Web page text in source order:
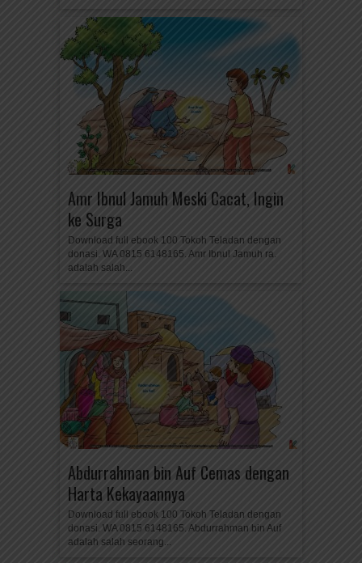
Amr Ibnul Jamuh Meski Cacat, Ingin
ke Surga
Download full ebook 100 Tokoh Teladan dengan
donasi. WA 0815 6148165. Amr Ibnul Jamuh ra.
adalah salah...
Abdurrahman bin Auf Cemas dengan
Harta Kekayaannya
Download full ebook 100 Tokoh Teladan dengan
donasi. WA 0815 6148165. Abdurrahman bin Auf
adalah salah seorang...